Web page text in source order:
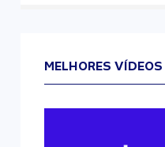
MELHORES VÍDEOS